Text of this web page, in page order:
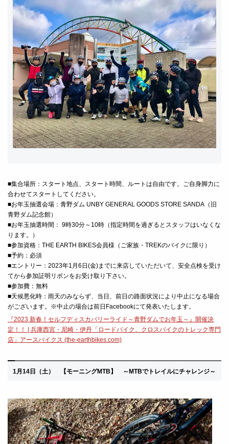
■集合場所：スタート地点、スタート時間、ルートは自由です。ご自身脚力に
合わせてスタートしてください。
■お年玉抽選会場：青野ダム UNBY GENERAL GOODS STORE SANDA（旧
青野ダム記念館）
■お年玉抽選時間： 9時30分～10時（指定時間を過ぎるとスタッフはいなくな
ります。）
■参加資格：THE EARTH BIKES会員様（ご家族・TREKのバイクに限り）
■予約：必須
■エントリー：2023年1月6日(金)までに来店していただいて、安全点検を受け
てから参加証明リボンをお受け取り下さい。
■参加費：無料
■天候悪化時：雨天のみならず、当日、前日の路面状況により中止になる場合
がございます。※中止の場合は前日Facebookにて発表いたします。
『2023 新春！セルフディスカバリーライド～青野ダムでお年玉～』開催決
定！！ | 兵庫西宮・尼崎・伊丹「ロードバイク、クロスバイクのトレック専門
店」アースバイクス (the-earthbikes.com)
1月14日（土） 【モーニングMTB】 ～MTBでトレイルにチャレンジ～